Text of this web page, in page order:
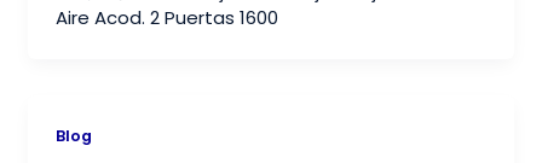
Aire Acod. 2 Puertas 1600
Blog